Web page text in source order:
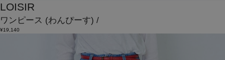
LOISIR
ワンピース (わんぴーす) /
¥19,140